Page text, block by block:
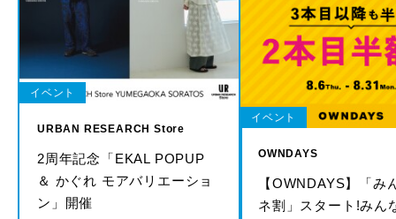
イベント
URBAN RESEARCH Store
2周年記念「EKAL POPUP
＆ かぐれ モアバリエーショ
ン」開催
イベント
OWNDAYS
【OWNDAYS】「み
ネ割」スタート!みん